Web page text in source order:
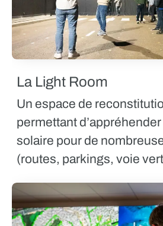
La Light Room
Un espace de
permettant
solaire pour de
(routes, parkings, voie